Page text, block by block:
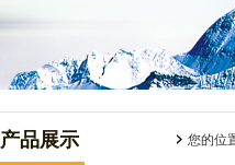
产品展示 您的位